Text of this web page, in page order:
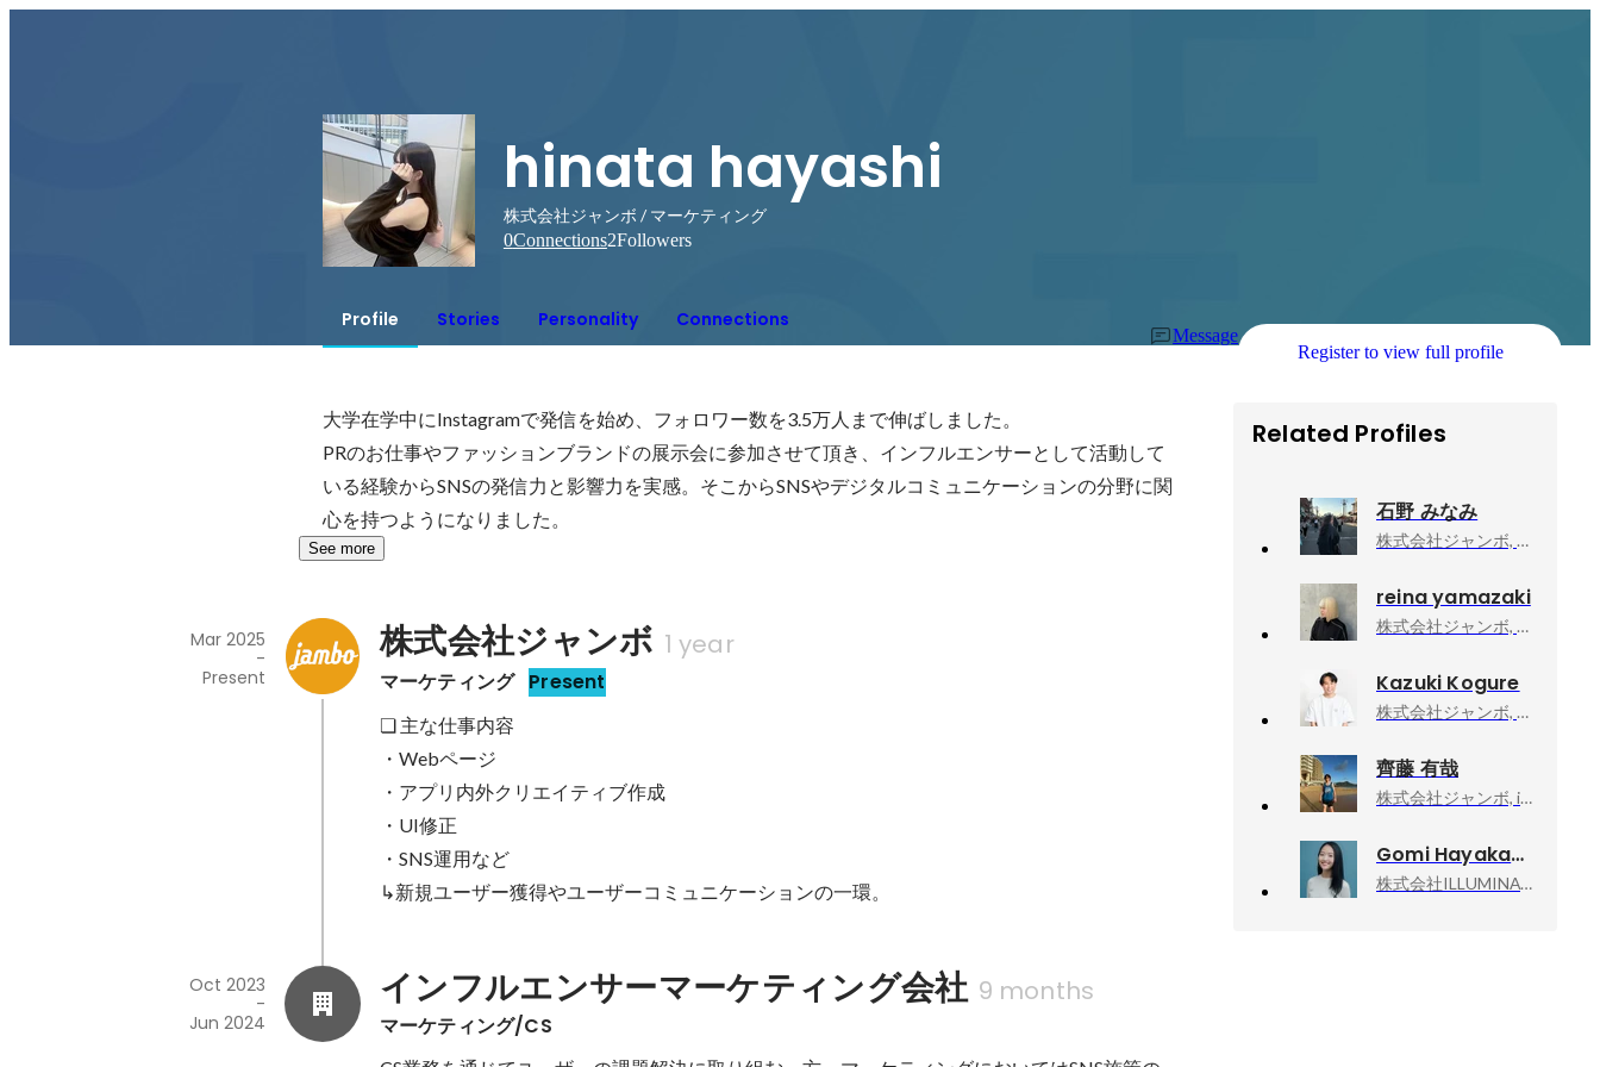
hinata hayashi
株式会社ジャンボ / マーケティング
0Connections2Followers
Profile Stories Personality Connections
Message
Register to view full profile
大学在学中にInstagramで発信を始め、フォロワー数を3.5万人まで伸ばしました。
PRのお仕事やファッションブランドの展示会に参加させて頂き、インフルエンサーとして活動して
いる経験からSNSの発信力と影響力を実感。そこからSNSやデジタルコミュニケーションの分野に関
心を持つようになりました。
See more
株式会社ジャンボ 1 year
マーケティング Present
Mar 2025
-
Present
❏ 主な仕事内容
・Webページ
・アプリ内外クリエイティブ作成
・UI修正
・SNS運用など
↳新規ユーザー獲得やユーザーコミュニケーションの一環。
インフルエンサーマーケティング会社 9 months
マーケティング/CS
Oct 2023
-
Jun 2024
Related Profiles
石野 みなみ
株式会社ジャンボ, スタッフ
reina yamazaki
株式会社ジャンボ, マーケティング
Kazuki Kogure
株式会社ジャンボ, 執行役員・CMO
齊藤 有哉
株式会社ジャンボ, iOSエンジニア
Gomi Hayakawa
株式会社ILLUMINATE, 代表取締役